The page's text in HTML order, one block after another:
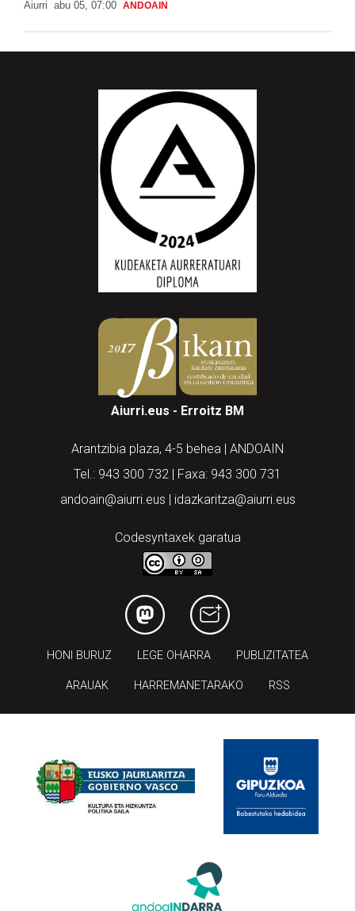
Aiurri abu 05, 07:00 ANDOAIN
Aiurri.eus - Erroitz BM
Arantzibia plaza, 4-5 behea | ANDOAIN
Tel.: 943 300 732 | Faxa: 943 300 731
andoain@aiurri.eus | idazkaritza@aiurri.eus
Codesyntaxek garatua
HONI BURUZ LEGE OHARRA PUBLIZITATEA
ARAUAK HARREMANETARAKO RSS